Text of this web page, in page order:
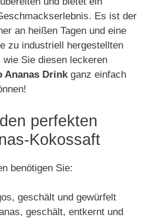
Es ist der
an heißen Tagen und eine
zu industriell hergestellten
wie Sie diesen leckeren
Ananas Drinkganz einfach
perfekten
Kokossaft
benötigen Sie:
geschält und gewürfelt
geschält, entkernt und